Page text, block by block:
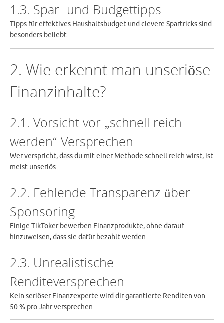
1.3. Spar- und Budgettipps
Tipps für effektives Haushaltsbudget und clevere Spartricks sind
besonders beliebt.
2. Wie erkennt man unseriöse
Finanzinhalte?
2.1. Vorsicht vor „schnell reich
werden“-Versprechen
Wer verspricht, dass du mit einer Methode schnell reich wirst, ist
meist unseriös.
2.2. Fehlende Transparenz über
Sponsoring
Einige TikToker bewerben Finanzprodukte, ohne darauf
hinzuweisen, dass sie dafür bezahlt werden.
2.3. Unrealistische
Renditeversprechen
Kein seriöser Finanzexperte wird dir garantierte Renditen von
50 % pro Jahr versprechen.